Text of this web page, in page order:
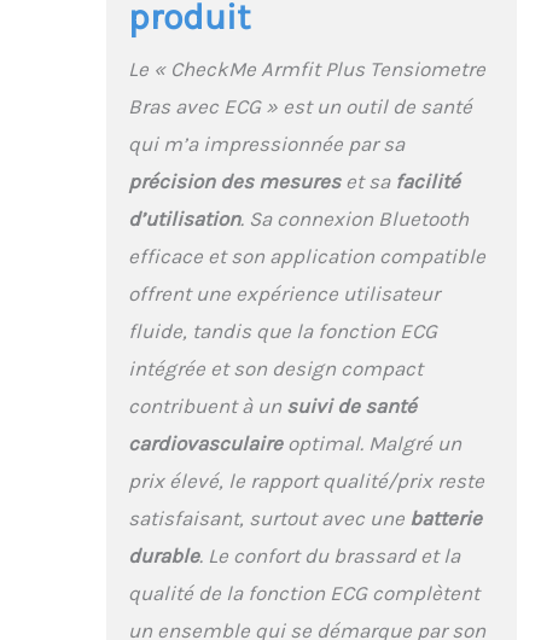
mieux comprendre
votre état. Vous pouvez
également partager le
rapport avec d'autres
personnes en un seul
clic ☀️Mesure précise &
gestion multi-
enregistrements de
plusieurs utilisateurs
l'application ViHealth.
Vous pouvez accéder
gratuitement aux
enregistrements et aux
rapports, les vérifier et
données sont
enregistrées dans
être suivies et
comparées au fil du
produit
Le « CheckMe Armfit Plus Tensiometre
Bras avec ECG » est un outil de santé
qui m’a impressionnée par sa
précision des mesureset sa facilité
d’utilisation. Sa connexion Bluetooth
efficace et son application compatible
offrent une expérience utilisateur
fluide, tandis que la fonction ECG
intégrée et son design compact
contribuent à un suivi de santé
cardiovasculaireoptimal. Malgré un
prix élevé, le rapport qualité/prix reste
satisfaisant, surtout avec une batterie
durable. Le confort du brassard et la
qualité de la fonction ECG complètent
un ensemble qui se démarque par son